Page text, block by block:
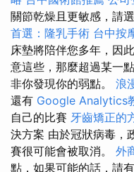
關節乾燥且更敏感，請
首選：隆乳手術 台中按
床墊將陪伴您多年，因
意這些，那麼超過某一
非你發現你的弱點。 浪
還有 Google Analytics
自己的比賽 牙齒矯正的
決方案 由於冠狀病毒，
賽很可能會被取消。 外
點，如果可能的話，請有